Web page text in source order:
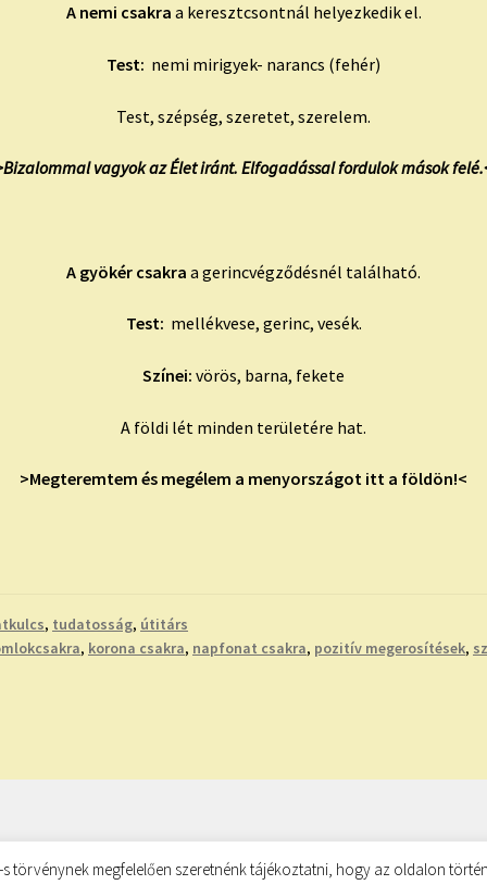
A nemi csakra a keresztcsontnál helyezkedik el.
Test: nemi mirigyek- narancs (fehér)
Test, szépség, szeretet, szerelem.
vagyok az Élet iránt. Elfogadással fordulok mások
A gyökér csakra a gerincvégződésnél található.
Test: mellékvese, gerinc, vesék.
Színei: vörös, barna, fekete
A földi lét minden területére hat.
>Megteremtem és megélem a menyországot itt a földön!<
, tudatosság, útitárs
, korona csakra, napfonat csakra, pozitív megerosítések,
törvénynek megfelelően szeretnénk tájékoztatni, hogy az oldalon